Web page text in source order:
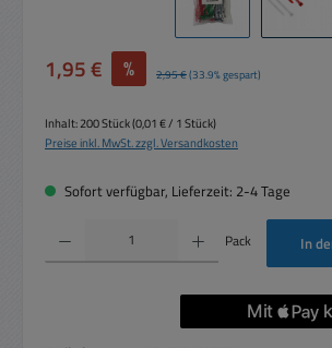
Verkaufspreis:
1,95 € % Regulärer Preis:
2,95 €(33.9% gespart)
Inhalt:200 Stück(0,01 € / 1 Stück)
Preise inkl. MwSt. zzgl. Versandkosten
Sofort verfügbar, Lieferzeit: 2-4 Tage
Produkt Anzahl: Gib den gewünschten Wert ein oder
Pack In